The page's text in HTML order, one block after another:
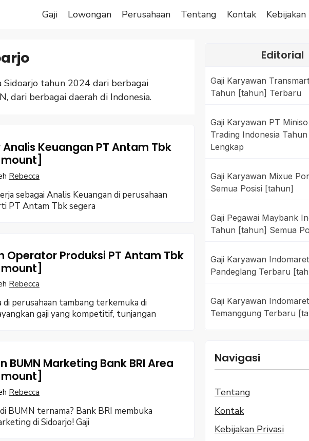
Gaji Lowongan Perusahaan Tentang Kontak Kebijakan
Sidoarjo tahun 2024 dari berbagai
dari berbagai daerah di Indonesia.
Analis Keuangan PT Antam Tbk
Rebecca
sebagai Analis Keuangan di perusahaan
PT Antam Tbk segera
Operator Produksi PT Antam Tbk
Rebecca
di perusahaan tambang terkemuka di
gaji yang kompetitif, tunjangan
BUMN Marketing Bank BRI Area
Rebecca
BUMN ternama? Bank BRI membuka
di Sidoarjo! Gaji
Editorial
Gaji Karyawan
Tahun [tahun] Terbaru
Gaji Karyawan PT
Trading Indonesia
Lengkap
Gaji Karyawan Mixue
Semua Posisi [tahun]
Gaji Pegawai Maybank
Tahun [tahun] Semua
Gaji Karyawan Indomaret
Pandeglang Terbaru
Gaji Karyawan Indomaret
Temanggung Terbaru
Navigasi
Tentang
Kontak
Kebijakan Privasi